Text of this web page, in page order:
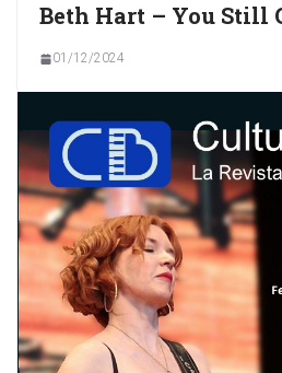
Beth Hart – You Still
01/12/2024